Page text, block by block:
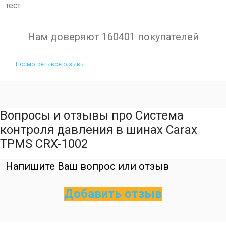
тест
Нам доверяют 160401 покупателей
Посмотреть все отзывы
Вопросы и отзывы про Система
контроля давления в шинах Carax
TPMS CRX-1002
Напишите Ваш вопрос или отзыв
Добавить отзыв